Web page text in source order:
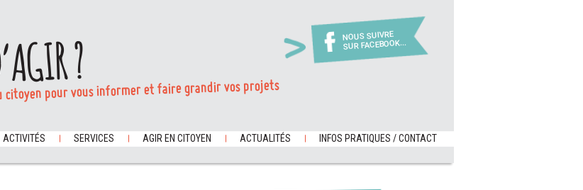
NOUS SUIVRE
SUR FACEBOOK...
?
citoyen pour vous informer et faire grandir vos projets
ACTIVITÉS SERVICES AGIR EN CITOYEN ACTUALITÉS INFOS PRATIQUES / CONTACT